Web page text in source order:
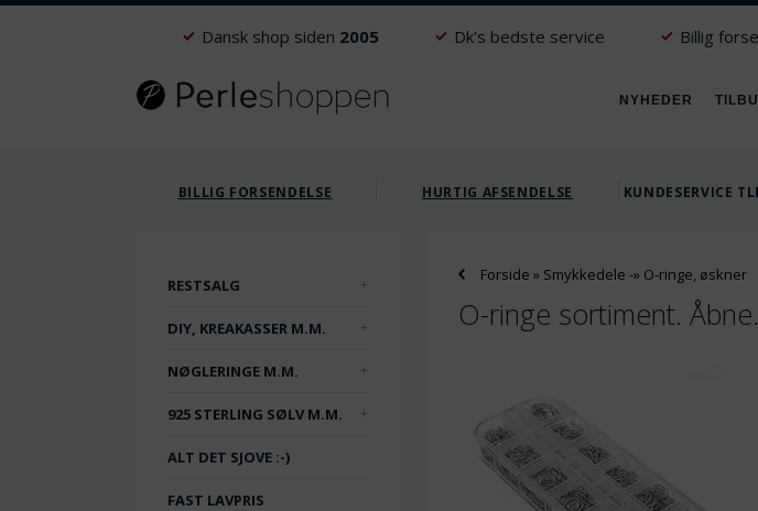
Dansk shop siden 2005 Dk's bedste service Billig
NYHEDER
BILLIG FORSENDELSE HURTIG AFSENDELSE KUNDESERVICE
RESTSALG
DIY, KREAKASSER M.M.
NØGLERINGE M.M.
925 STERLING SØLV M.M.
ALT DET SJOVE :-)
FAST LAVPRIS
Forside » Smykkedele -» O-ringe, øskner
O-ringe sortiment.